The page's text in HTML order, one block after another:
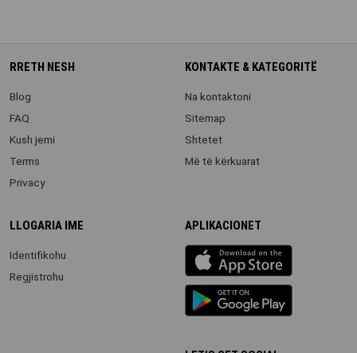
RRETH NESH
Blog
FAQ
Kush jemi
Terms
Privacy
KONTAKTE & KATEGORITË
Na kontaktoni
Sitemap
Shtetet
Më të kërkuarat
LLOGARIA IME
Identifikohu
Regjistrohu
APLIKACIONET
iOS
app
Android
App